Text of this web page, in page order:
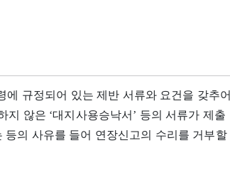
규정되어 있는 제반 서류와 요건을 갖추어
않은 ‘대지사용승낙서’ 등의 서류가 제출
의 사유를 들어 연장신고의 수리를 거부할